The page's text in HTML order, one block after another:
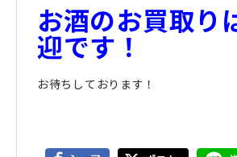
お酒のお買取り
迎です！
お待ちしております！